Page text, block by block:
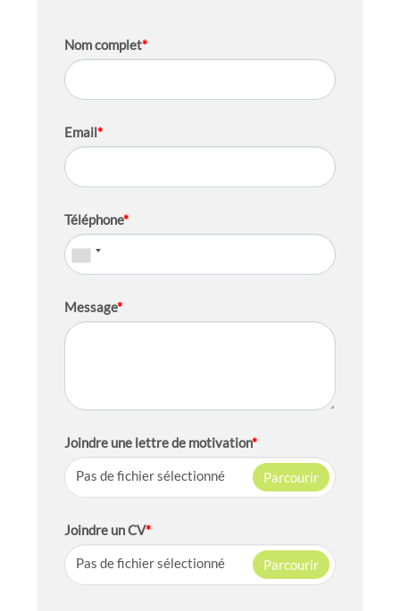
Nom complet*
Email*
Téléphone*
Message*
Joindre une lettre de motivation*
Pas de fichier sélectionné Parcourir
Joindre un CV*
Pas de fichier sélectionné Parcourir